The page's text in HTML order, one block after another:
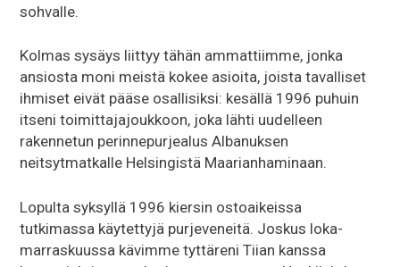
sohvalle.
Kolmas sysäys liittyy tähän ammattiimme, jonka
ansiosta moni meistä kokee asioita, joista tavalliset
ihmiset eivät pääse osallisiksi: kesällä 1996 puhuin
itseni toimittajajoukkoon, joka lähti uudelleen
rakennetun perinnepurjealus Albanuksen
neitsytmatkalle Helsingistä Maarianhaminaan.
Lopulta syksyllä 1996 kiersin ostoaikeissa
tutkimassa käytettyjä purjeveneitä. Joskus loka-
marraskuussa kävimme tyttäreni Tiian kanssa